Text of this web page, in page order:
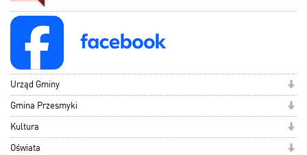
Urząd Gminy
Gmina Przesmyki
Kultura
Oświata